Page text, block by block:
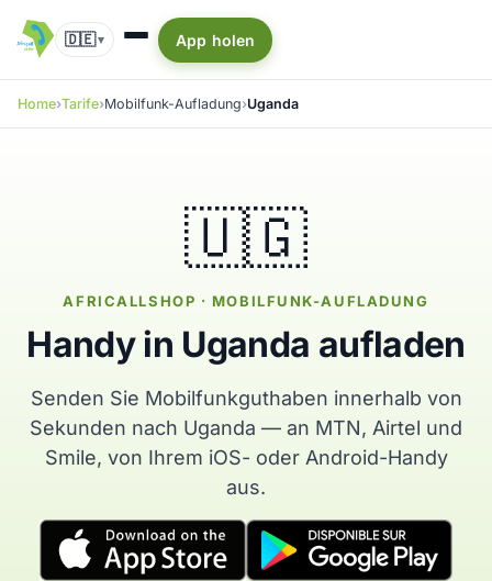
🇩🇪▾ App holen
Home Tarife Mobilfunk-Aufladung Uganda
🇺🇬
AFRICALLSHOP · MOBILFUNK-AUFLADUNG
Handy in Uganda aufladen
Senden Sie Mobilfunkguthaben innerhalb von
Sekunden nach Uganda — an MTN, Airtel und
Smile, von Ihrem iOS- oder Android-Handy
aus.